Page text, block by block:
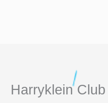
Harryklein